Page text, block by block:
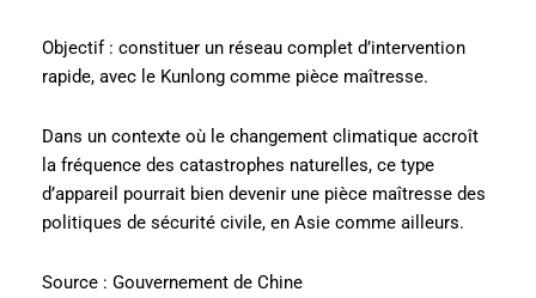
Objectif : constituer un réseau complet d’intervention
rapide, avec le Kunlong comme pièce maîtresse.
Dans un contexte où le changement climatique accroît
la fréquence des catastrophes naturelles, ce type
d’appareil pourrait bien devenir une pièce maîtresse des
politiques de sécurité civile, en Asie comme ailleurs.
Source : Gouvernement de Chine